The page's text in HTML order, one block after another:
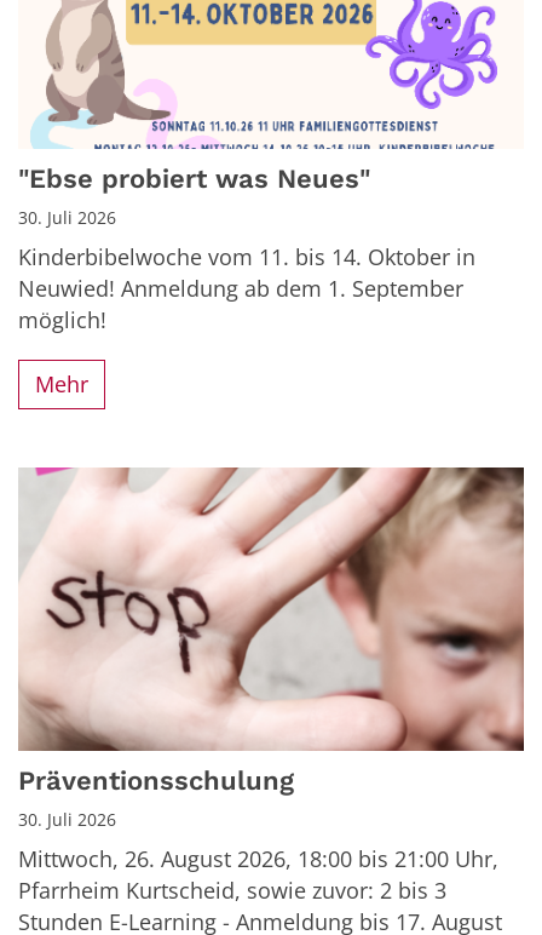
"Ebse probiert was Neues"
30. Juli 2026
Kinderbibelwoche vom 11. bis 14. Oktober in
Neuwied! Anmeldung ab dem 1. September
möglich!
Mehr
Präventionsschulung
30. Juli 2026
Mittwoch, 26. August 2026, 18:00 bis 21:00 Uhr,
Pfarrheim Kurtscheid, sowie zuvor: 2 bis 3
Stunden E-Learning - Anmeldung bis 17. August